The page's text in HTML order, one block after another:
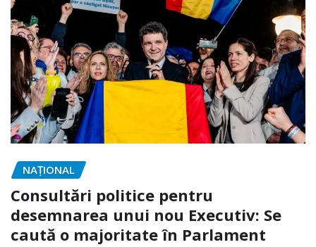
NAŢIONAL
Consultări politice pentru
desemnarea unui nou Executiv: Se
caută o majoritate în Parlament